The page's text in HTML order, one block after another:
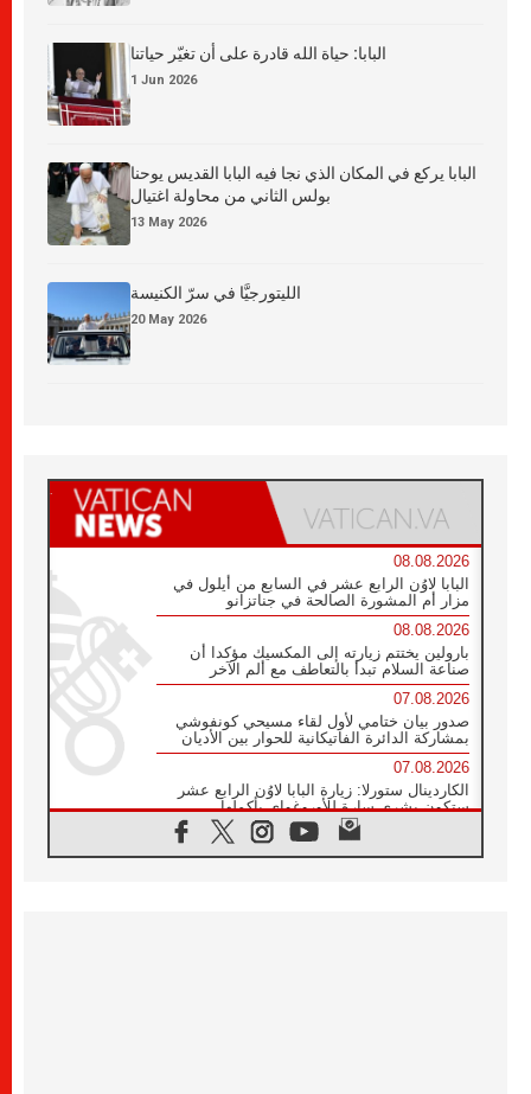
البابا: حياة الله قادرة على أن تغيّر حياتنا
1 Jun 2026
البابا يركع في المكان الذي نجا فيه البابا القديس يوحنا
بولس الثاني من محاولة اغتيال
13 May 2026
الليتورجيَّا في سرّ الكنيسة
20 May 2026
08.08.2026
البابا لاوُن الرابع عشر في السابع من أيلول في
مزار أم المشورة الصالحة في جناتزانو
08.08.2026
بارولين يختتم زيارته إلى المكسيك مؤكدا أن
صناعة السلام تبدأ بالتعاطف مع ألم الآخر
07.08.2026
صدور بيان ختامي لأول لقاء مسيحي كونفوشي
بمشاركة الدائرة الفاتيكانية للحوار بين الأديان
07.08.2026
الكاردينال ستورلا: زيارة البابا لاوُن الرابع عشر
ستكون بشرى سارة للأوروغواي بأكملها
الفاتيكان يعلن برنامج الزيارة الرسولية للبابا لاوُن